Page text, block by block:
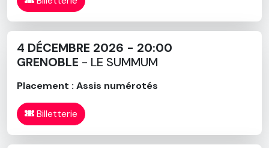
4 DÉCEMBRE 2026 - 20:00
GRENOBLE - LE SUMMUM
Placement : Assis numérotés
Billetterie